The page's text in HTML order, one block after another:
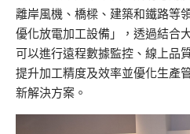
離岸風機、橋樑、建築和鐵路等
優化放電加工設備」，透過結合
可以進行遠程數據監控、線上品
提升加工精度及效率並優化生產
新解決方案。